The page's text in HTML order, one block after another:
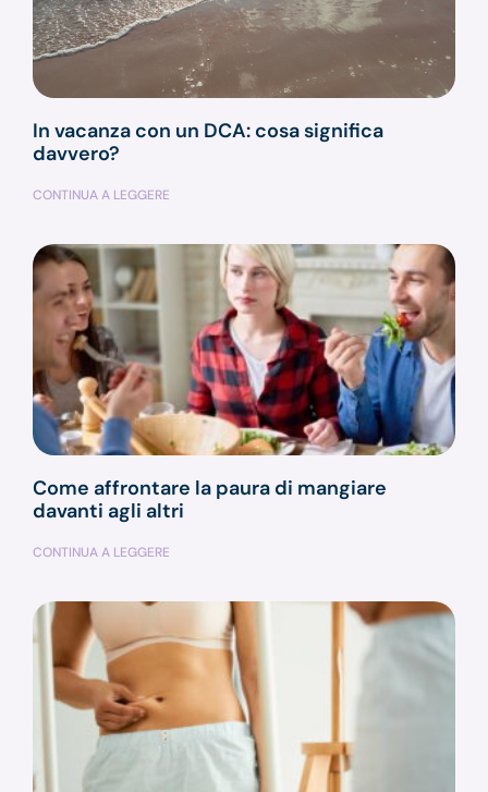
In vacanza con un DCA: cosa significa
davvero?
CONTINUA A LEGGERE
Come affrontare la paura di mangiare
davanti agli altri
CONTINUA A LEGGERE